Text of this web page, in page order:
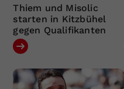
Thiem und Misolic
starten in Kitzbühel
gegen Qualifikanten